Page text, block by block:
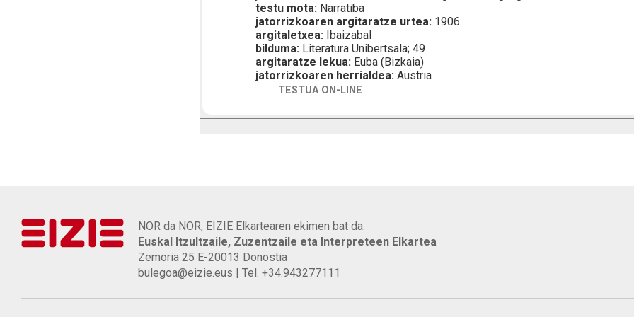
testu mota: Narratiba
jatorrizkoaren argitaratze urtea: 1906
argitaletxea: Ibaizabal
bilduma: Literatura Unibertsala; 49
argitaratze lekua: Euba (Bizkaia)
jatorrizkoaren herrialdea: Austria
TESTUA ON-LINE
NOR da NOR, EIZIE Elkartearen ekimen bat da.
Euskal Itzultzaile, Zuzentzaile eta Interpreteen Elkartea
Zemoria 25 E-20013 Donostia
bulegoa@eizie.eus | Tel. +34.943277111